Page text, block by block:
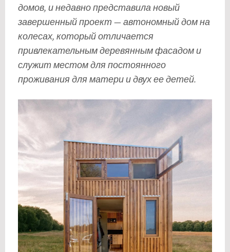
домов, и недавно представила новый
завершенный проект — автономный дом на
колесах, который отличается
привлекательным деревянным фасадом и
служит местом для постоянного
проживания для матери и двух ее детей.